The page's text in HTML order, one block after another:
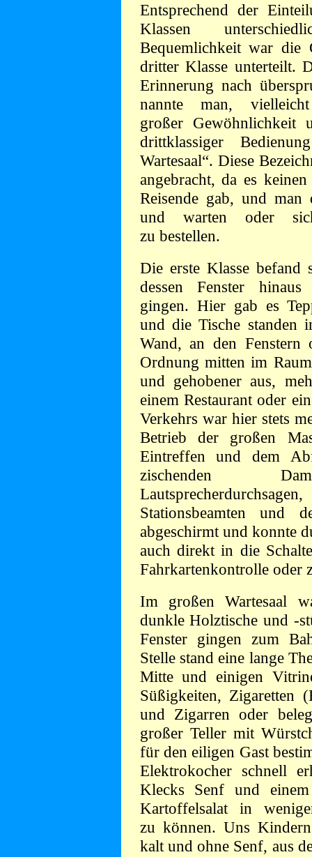
Entsprechend der
Klassen
Bequemlichkeit war die
dritter Klasse unterteilt.
Erinnerung nach
nannte man,
großer Gewöhnlichkeit
drittklassiger
Wartesaal“. Diese
angebracht, da es
Reisende gab, und
und warten oder
zu bestellen.
Die erste Klasse befand
dessen Fenster
gingen. Hier gab es
und die Tische standen
Wand, an den Fenstern
Ordnung mitten im
und gehobener aus,
einem Restaurant oder
Verkehrs war hier stets
Betrieb der großen
Eintreffen und dem
zischenden
Stationsbeamten und
abgeschirmt und konnte
auch direkt in die
Fahrkartenkontrolle oder
Im großen Wartesaal
dunkle Holztische und -
Fenster gingen zum
Stelle stand eine lange
Mitte und einigen
Süßigkeiten, Zigaretten
und Zigarren oder
großer Teller mit
für den eiligen Gast
Elektrokocher schnell
Klecks Senf und
Kartoffelsalat in
zu können. Uns
kalt und ohne Senf, aus